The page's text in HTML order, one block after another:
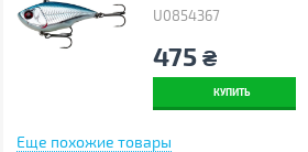
U0854367
475 ₴
КУПИТЬ
Еще похожие товары